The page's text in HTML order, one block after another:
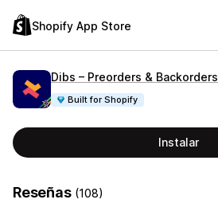
Shopify App Store
Dibs – Preorders & Backorders
Built for Shopify
Instalar
Reseñas (108)